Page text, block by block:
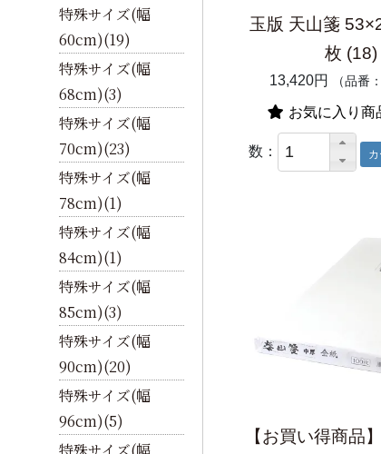
玉版 天山箋
枚 (18)
13,420円 （品番
お気に入り商
数：
【お買い得商品
特殊サイズ(幅
60cm)(19)
特殊サイズ(幅
68cm)(3)
特殊サイズ(幅
70cm)(23)
特殊サイズ(幅
78cm)(1)
特殊サイズ(幅
84cm)(1)
特殊サイズ(幅
85cm)(3)
特殊サイズ(幅
90cm)(20)
特殊サイズ(幅
96cm)(5)